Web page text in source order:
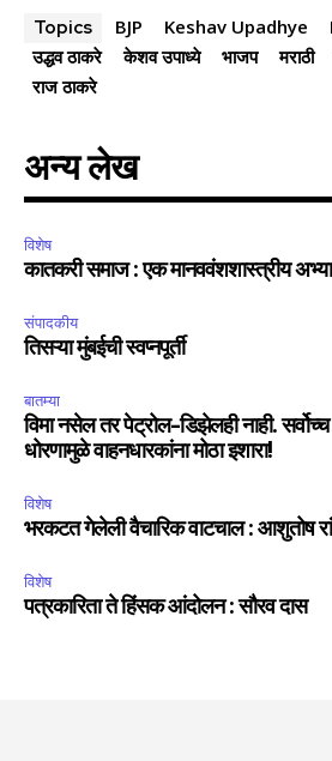
Topics BJP Keshav Upadhye
उद्धव ठाकरे
केशव उपाध्ये भाजप मराठी
राज ठाकरे
अन्य लेख
विशेष
कातकरी समाज : एक मानववंशशास्त्रीय
संपादकीय
तिसऱ्या मुंबईची स्वप्नपूर्ती
बातम्या
विमा नसेल तर पेट्रोल-डिझेलही नाही. सर्वोच्च
धोरणामुळे वाहनधारकांना मोठा इशारा!
विशेष
भरकटत गेलेली वैचारिक वाटचाल : आशुतोष
विशेष
पत्रकारिता ते हिंसक आंदोलन : सौरव दास